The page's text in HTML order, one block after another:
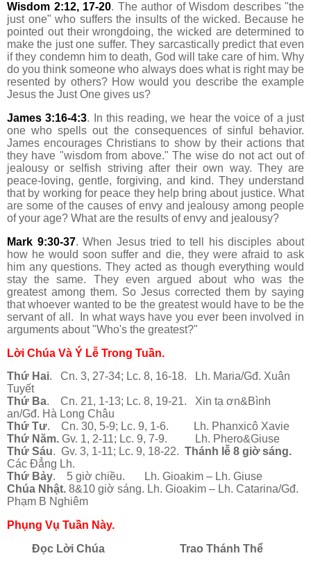
Wisdom 2:12, 17-20. The author of Wisdom describes "the
just one" who suffers the insults of the wicked. Because he
pointed out their wrongdoing, the wicked are determined to
make the just one suffer. They sarcastically predict that even
if they condemn him to death, God will take care of him. Why
do you think someone who always does what is right may be
resented by others? How would you describe the example
Jesus the Just One gives us?
James 3:16-4:3. In this reading, we hear the voice of a just
one who spells out the consequences of sinful behavior.
James encourages Christians to show by their actions that
they have "wisdom from above." The wise do not act out of
jealousy or selfish striving after their own way. They are
peace-loving, gentle, forgiving, and kind. They understand
that by working for peace they help bring about justice. What
are some of the causes of envy and jealousy among people
of your age? What are the results of envy and jealousy?
Mark 9:30-37. When Jesus tried to tell his disciples about
how he would soon suffer and die, they were afraid to ask
him any questions. They acted as though everything would
stay the same. They even argued about who was the
greatest among them. So Jesus corrected them by saying
that whoever wanted to be the greatest would have to be the
servant of all. In what ways have you ever been involved in
arguments about "Who's the greatest?"
Lời Chúa Và Ý Lễ Trong Tuần.
Thứ Hai. Cn. 3, 27-34; Lc. 8, 16-18. Lh. Maria/Gđ. Xuân
Tuyết
Thứ Ba. Cn. 21, 1-13; Lc. 8, 19-21. Xin tạ ơn&Bình
an/Gđ. Hà Long Châu
Thứ Tư. Cn. 30, 5-9; Lc. 9, 1-6. Lh. Phanxicô Xavie
Thứ Năm. Gv. 1, 2-11; Lc. 9, 7-9. Lh. Phero&Giuse
Thứ Sáu. Gv. 3, 1-11; Lc. 9, 18-22. Thánh lễ 8 giờ sáng.
Các Đẳng Lh.
Thứ Bảy. 5 giờ chiều. Lh. Gioakim – Lh. Giuse
Chúa Nhật. 8&10 giờ sáng. Lh. Gioakim – Lh. Catarina/Gđ.
Phạm B Nghiêm
Phụng Vụ Tuần Này.
Đọc Lời Chúa
Trao Thánh Thể